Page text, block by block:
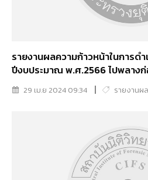
รายงานผลความก้าวหน้าในการดำ
ปีงบประมาณ พ.ศ.2566 ไปพลาง
(1 ต.ค.66-31 มี.ค.67)
29 เม.ย 2024 09:34 รายงานผ